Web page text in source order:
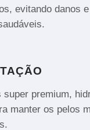
evitando danos
super premium,
manter os pelos